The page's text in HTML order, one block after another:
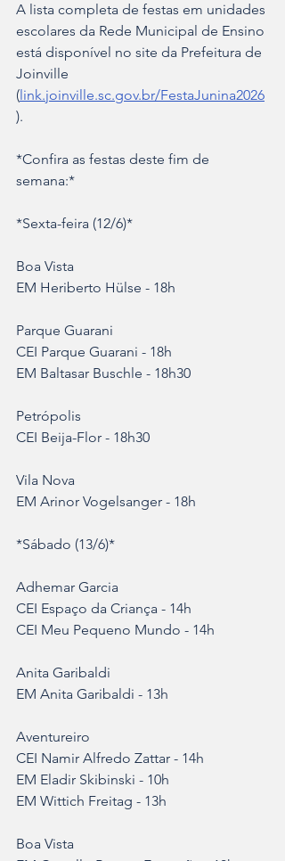
A lista completa de festas em unidades
escolares da Rede Municipal de Ensino
está disponível no site da Prefeitura de
Joinville
( link.joinville.sc.gov.br/FestaJunina2026
).
*Confira as festas deste fim de
semana:*
*Sexta-feira (12/6)*
Boa Vista
EM Heriberto Hülse - 18h
Parque Guarani
CEI Parque Guarani - 18h
EM Baltasar Buschle - 18h30
Petrópolis
CEI Beija-Flor - 18h30
Vila Nova
EM Arinor Vogelsanger - 18h
*Sábado (13/6)*
Adhemar Garcia
CEI Espaço da Criança - 14h
CEI Meu Pequeno Mundo - 14h
Anita Garibaldi
EM Anita Garibaldi - 13h
Aventureiro
CEI Namir Alfredo Zattar - 14h
EM Eladir Skibinski - 10h
EM Wittich Freitag - 13h
Boa Vista